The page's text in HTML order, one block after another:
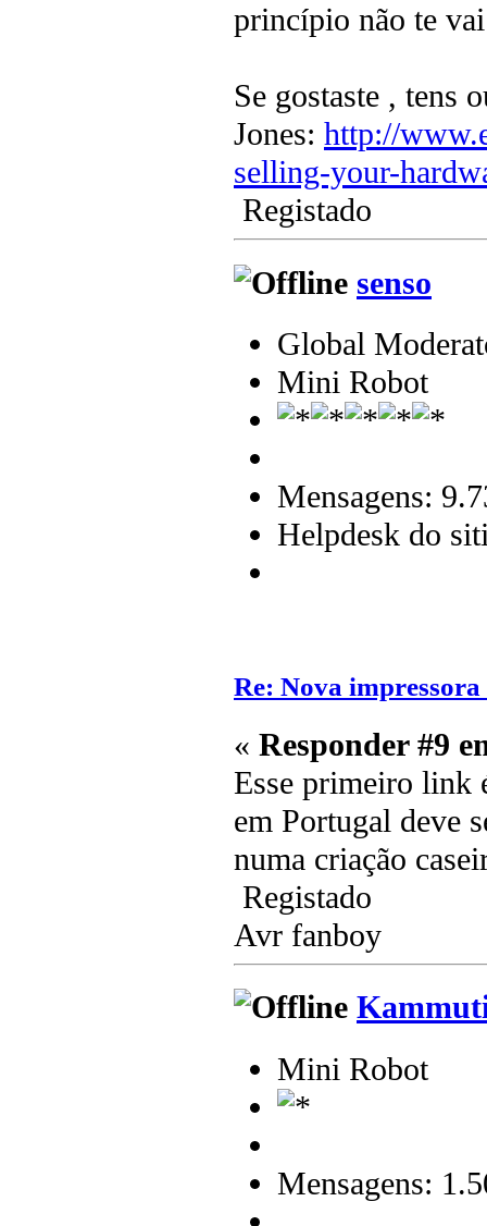
princípio não te
Se gostaste , tens
Jones: http://
selling-your-
Registado
senso
Global
Mini Robot
Mensagens:
Helpdesk do
Re: Nova
« Responder #9
Esse primeiro link
em Portugal deve
numa criação
Registado
Avr fanboy
Mini Robot
Mensagens: